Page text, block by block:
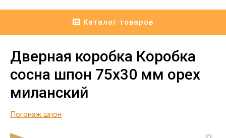
Каталог товаров
Дверная коробка Коробка
сосна шпон 75х30 мм орех
миланский
Погонаж шпон